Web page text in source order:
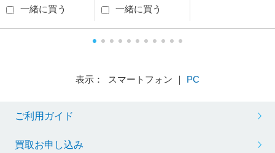
一緒に買う 一緒に買う
表示： スマートフォン ｜ PC
ご利用ガイド
買取お申し込み